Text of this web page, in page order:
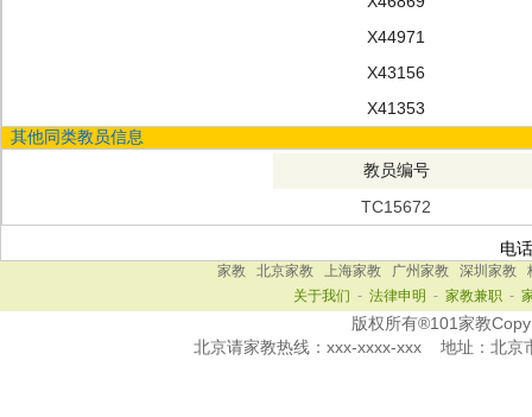
X44971
X43156
X41353
其他同类教员信息
教员编号
TC15672
电
家教 北京家教 上海家教 广州家教 深圳家教
关于我们 - 法律申明 - 家教兼职 -
版权所有®101家教
北京请家教热线： xxx-xxxx-xxx 地址：北京